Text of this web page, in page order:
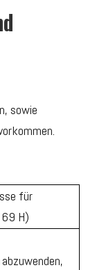
sowie
für
H)